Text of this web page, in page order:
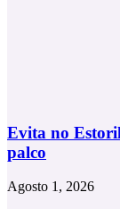
Evita no
palco
Agosto 1, 2026